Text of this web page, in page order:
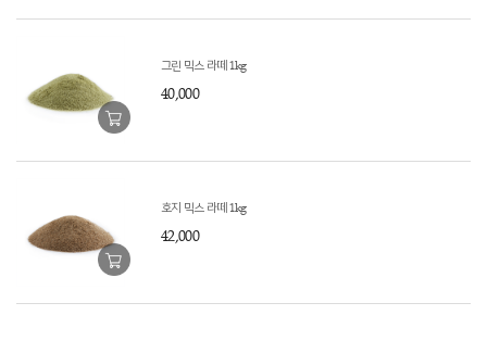
그린 믹스 라떼 1kg
40,000
호지 믹스 라떼 1kg
42,000